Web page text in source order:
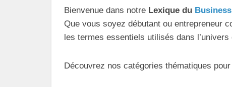
Bienvenue dans notre Lexique du
Que vous soyez débutant ou entrepreneur
les termes essentiels utilisés dans
Découvrez nos catégories thématiques